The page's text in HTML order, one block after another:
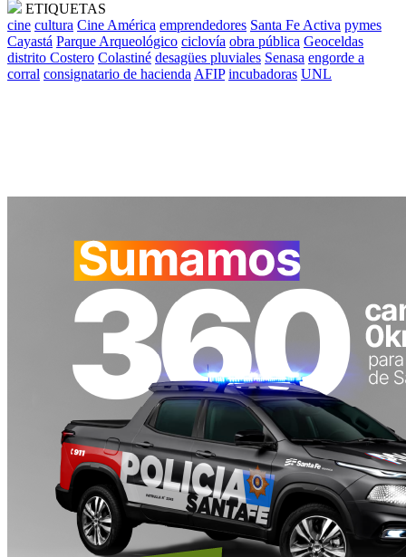
ETIQUETAS
cine cultura Cine América emprendedores Santa Fe Activa pymes
Cayastá Parque Arqueológico ciclovía obra pública Geoceldas
distrito Costero Colastiné desagües pluviales Senasa engorde a
corral consignatario de hacienda AFIP incubadoras UNL